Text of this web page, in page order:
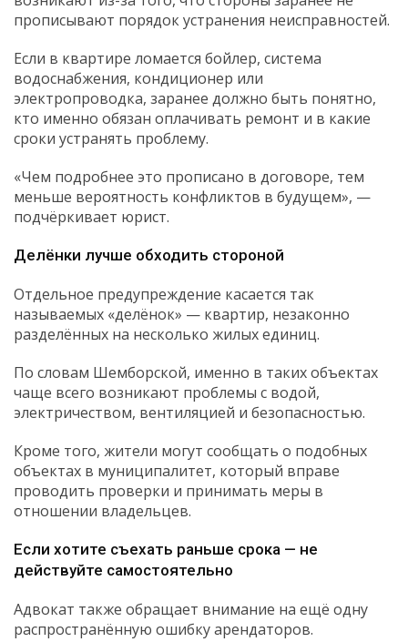
прописывают порядок устранения неисправностей.
Если в квартире ломается бойлер, система
водоснабжения, кондиционер или
электропроводка, заранее должно быть понятно,
кто именно обязан оплачивать ремонт и в какие
сроки устранять проблему.
«Чем подробнее это прописано в договоре, тем
меньше вероятность конфликтов в будущем», —
подчёркивает юрист.
Делёнки лучше обходить стороной
Отдельное предупреждение касается так
называемых «делёнок» — квартир, незаконно
разделённых на несколько жилых единиц.
По словам Шемборской, именно в таких объектах
чаще всего возникают проблемы с водой,
электричеством, вентиляцией и безопасностью.
Кроме того, жители могут сообщать о подобных
объектах в муниципалитет, который вправе
проводить проверки и принимать меры в
отношении владельцев.
Если хотите съехать раньше срока — не
действуйте самостоятельно
Адвокат также обращает внимание на ещё одну
распространённую ошибку арендаторов.